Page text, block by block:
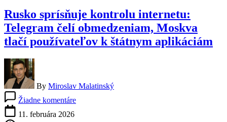
Rusko sprísňuje kontrolu internetu:
Telegram čelí obmedzeniam, Moskva
tlačí používateľov k štátnym aplikáciám
By Miroslav Malatinský
Žiadne komentáreRusko
11. februára 2026